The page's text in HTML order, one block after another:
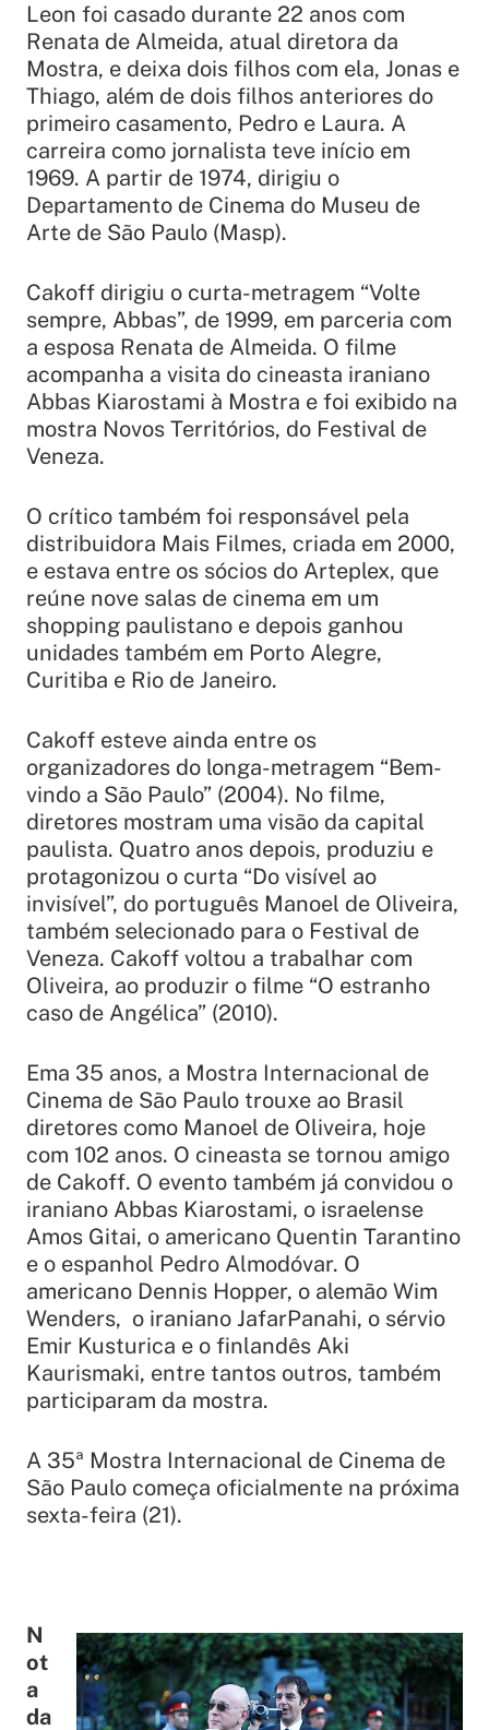
Leon foi casado durante 22 anos com
Renata de Almeida, atual diretora da
Mostra, e deixa dois filhos com ela, Jonas e
Thiago, além de dois filhos anteriores do
primeiro casamento, Pedro e Laura. A
carreira como jornalista teve início em
1969. A partir de 1974, dirigiu o
Departamento de Cinema do Museu de
Arte de São Paulo (Masp).
Cakoff dirigiu o curta-metragem “Volte
sempre, Abbas”, de 1999, em parceria com
a esposa Renata de Almeida. O filme
acompanha a visita do cineasta iraniano
Abbas Kiarostami à Mostra e foi exibido na
mostra Novos Territórios, do Festival de
Veneza.
O crítico também foi responsável pela
distribuidora Mais Filmes, criada em 2000,
e estava entre os sócios do Arteplex, que
reúne nove salas de cinema em um
shopping paulistano e depois ganhou
unidades também em Porto Alegre,
Curitiba e Rio de Janeiro.
Cakoff esteve ainda entre os
organizadores do longa-metragem “Bem-
vindo a São Paulo” (2004). No filme,
diretores mostram uma visão da capital
paulista. Quatro anos depois, produziu e
protagonizou o curta “Do visível ao
invisível”, do português Manoel de Oliveira,
também selecionado para o Festival de
Veneza. Cakoff voltou a trabalhar com
Oliveira, ao produzir o filme “O estranho
caso de Angélica” (2010).
Ema 35 anos, a Mostra Internacional de
Cinema de São Paulo trouxe ao Brasil
diretores como Manoel de Oliveira, hoje
com 102 anos. O cineasta se tornou amigo
de Cakoff. O evento também já convidou o
iraniano Abbas Kiarostami, o israelense
Amos Gitai, o americano Quentin Tarantino
e o espanhol Pedro Almodóvar. O
americano Dennis Hopper, o alemão Wim
Wenders, o iraniano JafarPanahi, o sérvio
Emir Kusturica e o finlandês Aki
Kaurismaki, entre tantos outros, também
participaram da mostra.
A 35ª Mostra Internacional de Cinema de
São Paulo começa oficialmente na próxima
sexta-feira (21).
N
ot
a
da